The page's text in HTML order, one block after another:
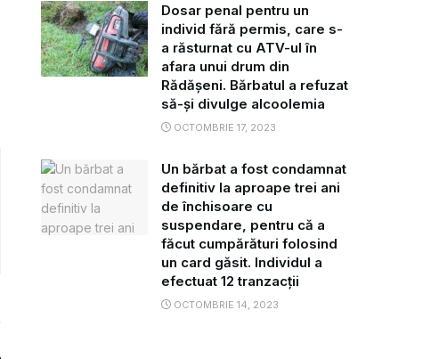
Dosar penal pentru un
individ fără permis, care s-
a răsturnat cu ATV-ul în
afara unui drum din
Rădășeni. Bărbatul a refuzat
să-și divulge alcoolemia
OCTOMBRIE 17, 2023
Un bărbat a fost condamnat
definitiv la aproape trei ani
de închisoare cu
suspendare, pentru că a
făcut cumpărături folosind
un card găsit. Individul a
efectuat 12 tranzacții
OCTOMBRIE 14, 2023